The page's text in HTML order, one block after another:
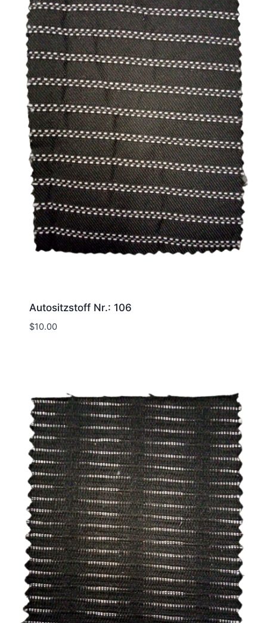
Autositzstoff Nr.: 106
$10.00